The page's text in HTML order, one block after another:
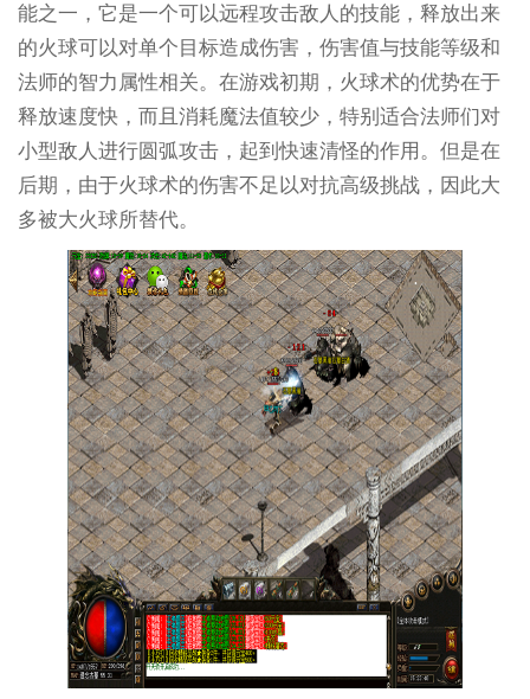
能之一，它是一个可以远程攻击敌人的技能，释放出来
的火球可以对单个目标造成伤害，伤害值与技能等级和
法师的智力属性相关。在游戏初期，火球术的优势在于
释放速度快，而且消耗魔法值较少，特别适合法师们对
小型敌人进行圆弧攻击，起到快速清怪的作用。但是在
后期，由于火球术的伤害不足以对抗高级挑战，因此大
多被大火球所替代。